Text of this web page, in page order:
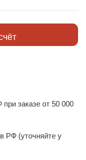
заказе от 50 000
РФ (уточняйте у